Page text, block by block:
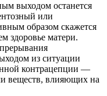
выходом останется
или
образом скажется
здоровье матери.
из ситуации
контрацепции —
веществ, влияющих на